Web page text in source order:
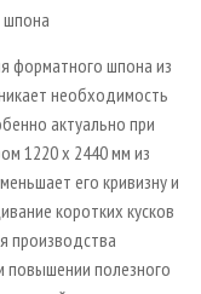
шпона
форматного шпона из
необходимость
актуально при
1220 х 2440 мм из
его кривизну и
коротких кусков
производства
полезного